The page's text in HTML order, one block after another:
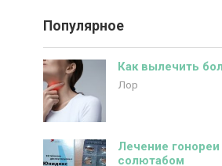
Популярное
Как вылечить
Лор
Лечение
солютабом